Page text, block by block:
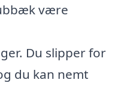
være
Du slipper for
du kan nemt